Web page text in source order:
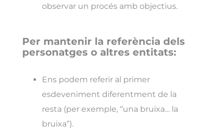
observar un procés amb objectius.
Per mantenir la referència dels
personatges o altres entitats:
Ens podem referir al primer
esdeveniment diferentment de la
resta (per exemple, “una bruixa… la
bruixa”).